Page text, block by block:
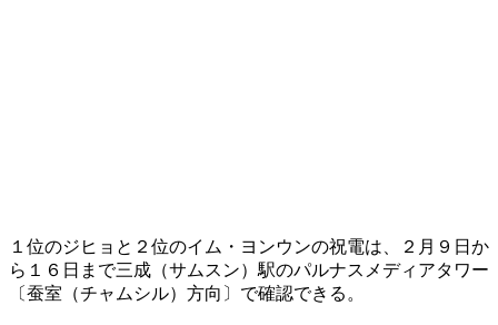
１位のジヒョと２位のイム・ヨンウンの祝電は、２月９日か
ら１６日まで三成（サムスン）駅のパルナスメディアタワー
〔蚕室（チャムシル）方向〕で確認できる。